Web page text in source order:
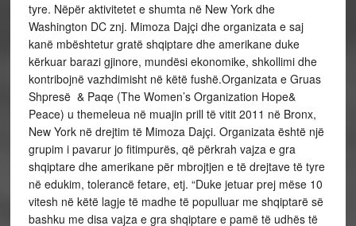
tyre. Nëpër aktivitetet e shumta në New York dhe
Washington DC znj. Mimoza Dajçi dhe organizata e saj
kanë mbështetur gratë shqiptare dhe amerikane duke
kërkuar barazi gjinore, mundësi ekonomike, shkollimi dhe
kontribojnë vazhdimisht në këtë fushë.Organizata e Gruas
Shpresë & Paqe (The Women’s Organization Hope&
Peace) u themeleua në muajin prill të vitit 2011 në Bronx,
New York në drejtim të Mimoza Dajçi. Organizata është një
grupim i pavarur jo fitimpurës, që përkrah vajza e gra
shqiptare dhe amerikane për mbrojtjen e të drejtave të tyre
në edukim, tolerancë fetare, etj. “Duke jetuar prej mëse 10
vitesh në këtë lagje të madhe të populluar me shqiptarë së
bashku me disa vajza e gra shqiptare e pamë të udhës të